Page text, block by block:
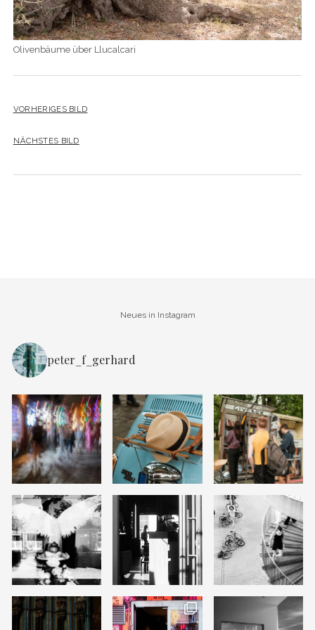
Olivenbäume über Llucalcari
VORHERIGES BILD
NÄCHSTES BILD
Neues in Instagram
peter_f_gerhard